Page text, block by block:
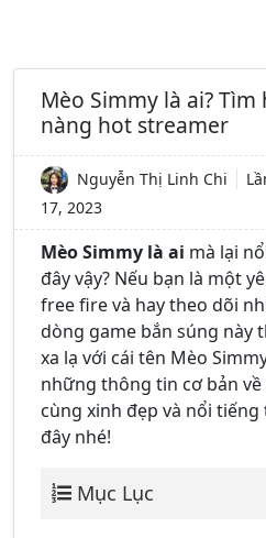
Mèo Simmy là ai?
nàng hot streamer
Nguyễn Thị Linh Chi
17, 2023
Mèo Simmy là ai mà lại
đây vậy? Nếu bạn là một
free fire và hay theo dõi
dòng game bắn súng này
xa lạ với cái tên Mèo
những thông tin cơ bản
cùng xinh đẹp và nổi
đây nhé!
Mục Lục